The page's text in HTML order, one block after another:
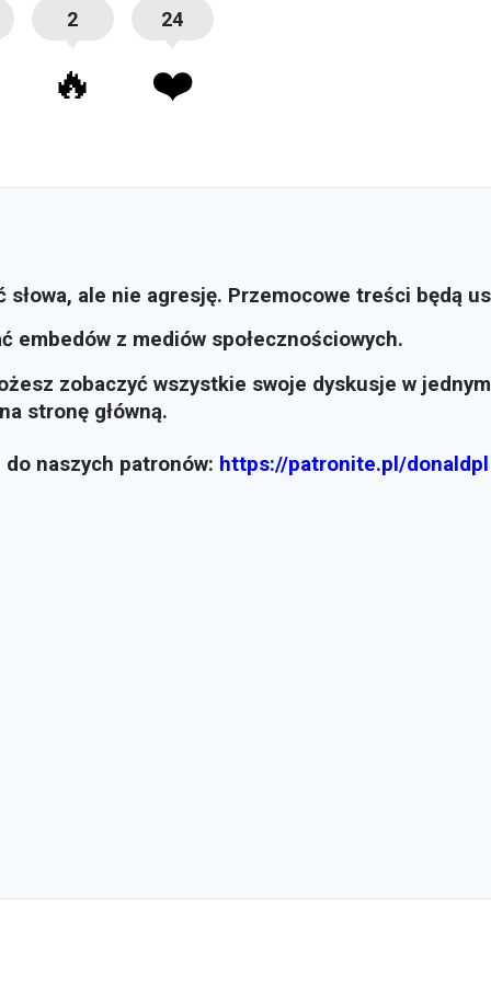
2
🔥
24
❤️
ale nie agresję. Przemocowe treści będą
embedów z mediów społecznościowych.
zobaczyć wszystkie swoje dyskusje w jednym
stronę główną.
naszych patronów: https://patronite.pl/donaldpl